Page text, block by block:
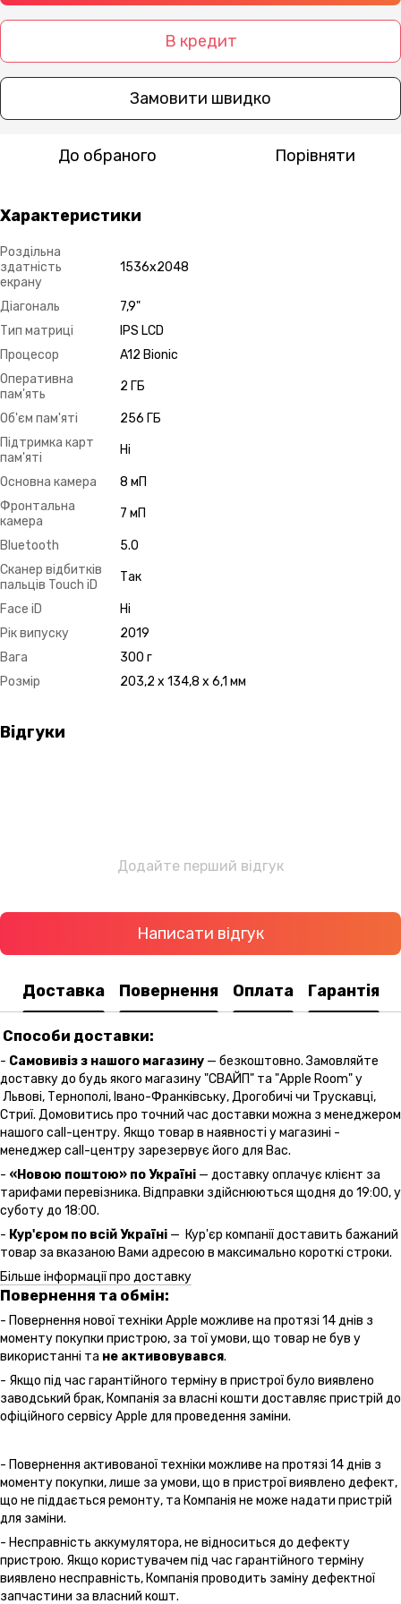
В кредит
Замовити швидко
До обраного Порівняти
Характеристики
Роздільна
здатність
екрану
1536х2048
Діагональ
7,9"
Тип матриці
IPS LCD
Процесор
A12 Bionic
Оперативна
пам'ять
2 ГБ
Об'єм пам'яті
256 ГБ
Підтримка карт
пам'яті
Ні
Основна камера
8 мП
Фронтальна
камера
7 мП
Bluetooth
5.0
Сканер відбитків
пальців Touch iD
Так
Face iD
Ні
Рік випуску
2019
Вага
300 г
Розмір
203,2 x 134,8 x 6,1 мм
Відгуки
Додайте перший відгук
Написати відгук
Доставка Повернення Оплата Гарантія
Способи доставки:
- Самовивіз з нашого магазину — безкоштовно. Замовляйте
доставку до будь якого магазину "СВАЙП" та "Apple Room" у
Львові, Тернополі, Івано-Франківську, Дрогобичі чи Трускавці,
Стриї. Домовитись про точний час доставки можна з менеджером
нашого call-центру. Якщо товар в наявності у магазині -
менеджер call-центру зарезервує його для Вас.
- «Новою поштою» по Україні — доставку оплачує клієнт за
тарифами перевізника. Відправки здійснюються щодня до 19:00, у
суботу до 18:00.
- Кур'єром по всій Україні — Кур'єр компанії доставить бажаний
товар за вказаною Вами адресою в максимально короткі строки.
Більше інформації про доставку
Повернення та обмін:
- Повернення нової техніки Apple можливе на протязі 14 днів з
моменту покупки пристрою, за тої умови, що товар не був у
використанні та не активовувався.
- Якщо під час гарантійного терміну в пристрої було виявлено
заводський брак, Компанія за власні кошти доставляє пристрій до
офіційного сервісу Apple для проведення заміни.
- Повернення активованої техніки можливе на протязі 14 днів з
моменту покупки, лише за умови, що в пристрої виявлено дефект,
що не піддається ремонту, та Компанія не може надати пристрій
для заміни.
- Несправність аккумулятора, не відноситься до дефекту
пристрою. Якщо користувачем під час гарантійного терміну
виявлено несправність, Компанія проводить заміну дефектної
запчастини за власний кошт.